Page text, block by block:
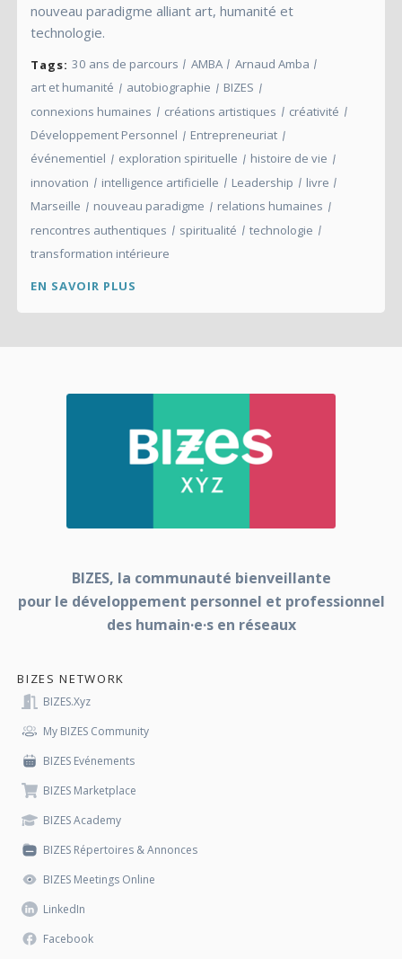
nouveau paradigme alliant art, humanité et
technologie.
Tags: 30 ans de parcours AMBA
Arnaud Amba
art et humanité
autobiographie
BIZES
connexions humaines
créations artistiques
créativité
Développement Personnel
Entrepreneuriat
événementiel
exploration spirituelle
histoire de vie
innovation
intelligence artificielle Leadership
livre
Marseille
nouveau paradigme
relations humaines
rencontres authentiques
spiritualité
technologie
transformation intérieure
EN SAVOIR PLUS
BIZES, la communauté bienveillante
pour le développement personnel et professionnel
des humain·e·s en réseaux
BIZES NETWORK
BIZES.xyz
My BIZES Community
BIZES Evénements
BIZES Marketplace
BIZES Academy
BIZES Répertoires & Annonces
BIZES Meetings Online
LinkedIn
Facebook